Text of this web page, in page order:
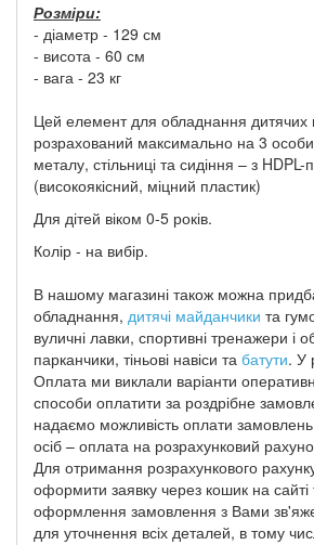
Розміри:
- діаметр - 129 см
- висота - 60 см
- вага - 23 кг
Цей елемент для обладнання дитячих
розрахований максимально на 3
металу, стільниці та сидіння – з HDPL-
(високоякісний, міцний пластик)
Для дітей віком 0-5 років.
Колір - на вибір.
В нашому магазині також можна
обладнання, дитячі майданчики та
вуличні лавки, спортивні тренажери і
парканчики, тіньові навіси та батути. У
Оплата ми виклали варіанти
способи оплатити за роздрібне
надаємо можливість оплати
осіб – оплата на розрахунковий
Для отримання розрахункового
оформити заявку через кошик на сайті
оформлення замовлення з Вами
для уточнення всіх деталей, в тому